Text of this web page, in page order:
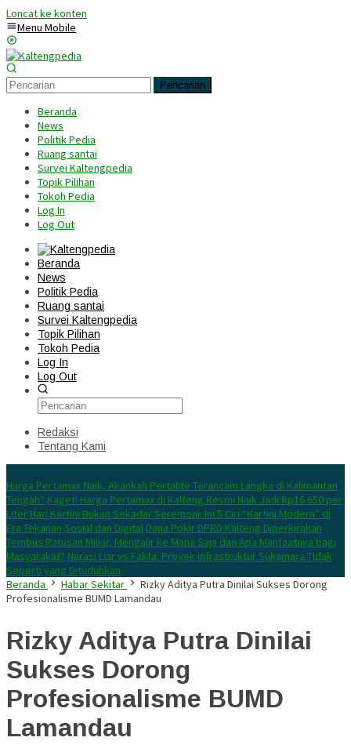
Loncat ke konten
Menu Mobile
Pencarian
Beranda
News
Politik Pedia
Ruang santai
Survei Kaltengpedia
Topik Pilihan
Tokoh Pedia
Log In
Log Out
Beranda
News
Politik Pedia
Ruang santai
Survei Kaltengpedia
Topik Pilihan
Tokoh Pedia
Log In
Log Out
Redaksi
Tentang Kami
Harga Pertamax Naik, Akankah Pertalite Terancam Langka di Kalimantan
Tengah? Kaget! Harga Pertamax di Kalteng Resmi Naik Jadi Rp16.650 per
Liter Hari Kartini Bukan Sekadar Seremoni: Ini 5 Ciri “Kartini Modern” di
Era Tekanan Sosial dan Digital Dana Pokir DPRD Kalteng Diperkirakan
Tembus Ratusan Miliar, Mengalir ke Mana Saja dan Apa Manfaatnya bagi
Masyarakat? Narasi Liar vs Fakta: Proyek Infrastruktur Sukamara Tidak
Seperti yang Dituduhkan
Beranda
Habar Sekitar
Rizky Aditya Putra Dinilai Sukses Dorong
Profesionalisme BUMD Lamandau
Rizky Aditya Putra Dinilai
Sukses Dorong
Profesionalisme BUMD
Lamandau